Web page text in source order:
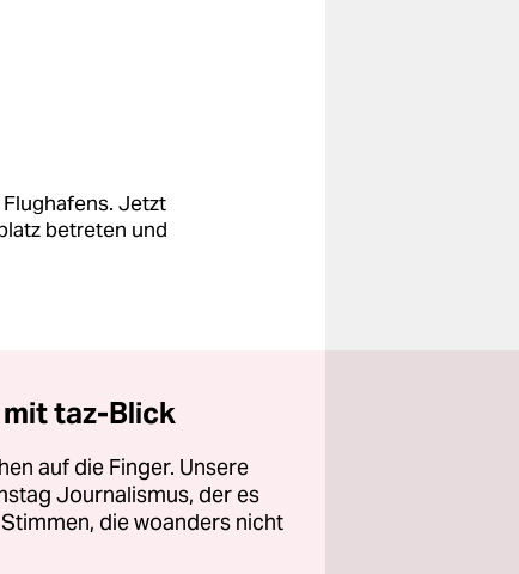
Jetzt
betreten und
taz-Blick
auf die Finger. Unsere
Journalismus, der es
die woanders nicht